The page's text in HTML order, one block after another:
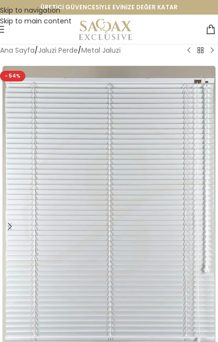
Skip to navigation
Skip to main content
ÜRETİCİ GÜVENCESİYLE EVİNİZE DEĞER KATAR
Ana Sayfa/Jaluzi Perde/Metal Jaluzi
- 54%